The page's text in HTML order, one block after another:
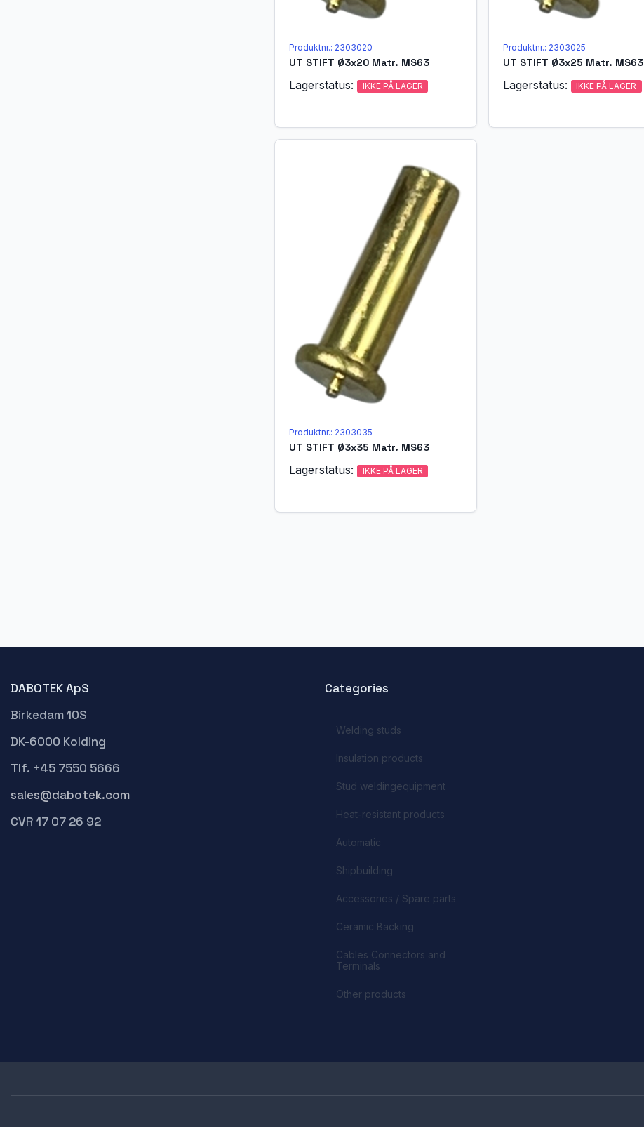
Produktnr.: 2303020
UT STIFT Ø3x20 Matr. MS63
Lagerstatus: IKKE PÅ LAGER
Produktnr.: 2303025
UT STIFT Ø3x25 Matr. MS63
Lagerstatus: IKKE PÅ LAGER
Produktnr.: 2303035
UT STIFT Ø3x35 Matr. MS63
Lagerstatus: IKKE PÅ LAGER
DABOTEK ApS
Birkedam 10S
DK-6000 Kolding
Tlf. +45 7550 5666
sales@dabotek.com
CVR 17 07 26 92
Categories
Welding studs
Insulation products
Stud weldingequipment
Heat-resistant products
Automatic
Shipbuilding
Accessories / Spare parts
Ceramic Backing
Cables Connectors and
Terminals
Other products